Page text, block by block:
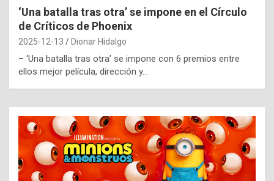
‘Una batalla tras otra’ se impone en el Círculo
de Críticos de Phoenix
2025-12-13 Dionar Hidalgo
– ‘Una batalla tras otra’ se impone con 6 premios entre
ellos mejor película, dirección y…